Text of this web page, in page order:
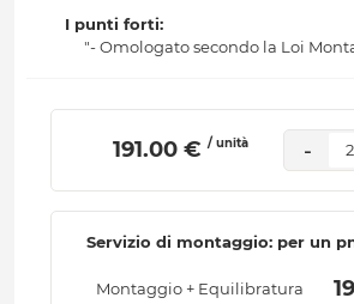
I punti forti:
"- Omologato secondo la Loi
191.00 € / unità - 2
Servizio di montaggio: per un
Montaggio + Equilibratura